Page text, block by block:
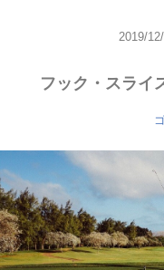
2019/
フック・スライ